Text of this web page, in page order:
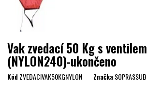
Vak zvedací 50 Kg s ventilem
(NYLON240)-ukončeno
KódZVEDACIVAK50KGNYLON ZnačkaSOPRASSUB